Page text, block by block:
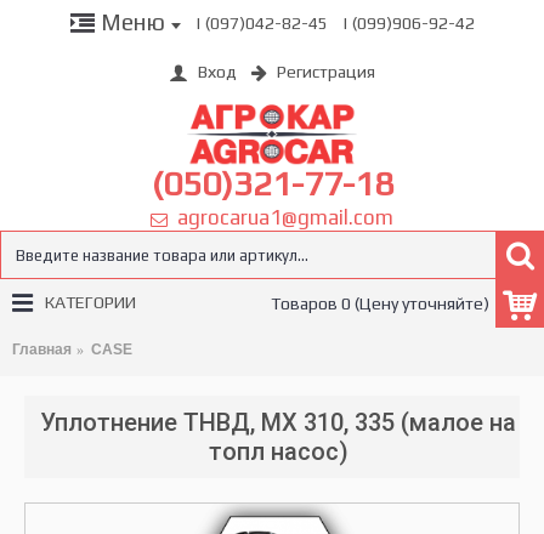
Меню | (097)042-82-45 | (099)906-92-42
Вход Регистрация
(050)321-77-18
agrocarua1@gmail.com
Товаров 0 (Цену уточняйте)
КАТЕГОРИИ
Главная CASE
Уплотнение ТНВД, MX 310, 335 (малое на
топл насос)